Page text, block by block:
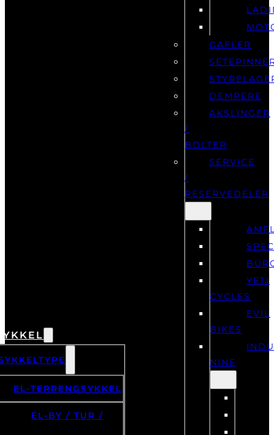
EL-TERRENGSYKKEL
EL-BY / TUR /
GAFLER
DEMPERE
AKSLINGER
/
BOLTER
SERVICE
/
RESERVEDELER
YETI
CYCLES
EVIL
BIKES
NINE